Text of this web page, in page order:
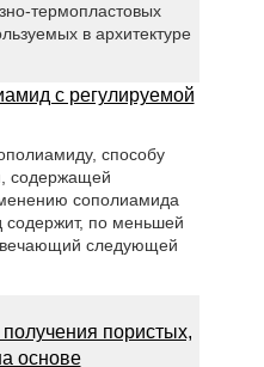
термопластовых
в архитектуре
с регулируемой
способу
содержащей
сополиамида
по меньшей
следующей
пористых,
основе